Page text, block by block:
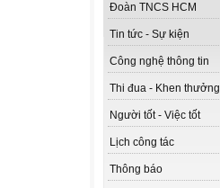
Đoàn TNCS HCM
Tin tức - Sự kiện
Công nghệ thông tin
Thi đua - Khen thưởng
Người tốt - Việc tốt
Lịch công tác
Thông báo